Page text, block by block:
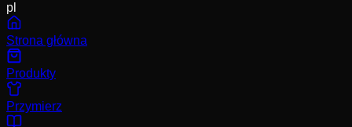
pl
Strona główna
Produkty
Przymierz